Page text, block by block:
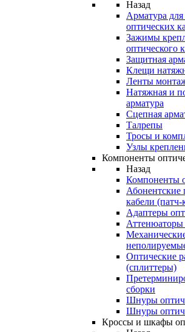
Назад
Арматура
оптических
Зажимы
оптического
Защитная
Клещи
Ленты
Натяжная и
арматура
Сцепная
Талрепы
Тросы и
Узлы
Компоненты
Назад
Компоненты
Абонентские
кабели
Адаптеры
Аттенюаторы
Оптические
(сплиттеры)
сборки
Шнуры
Шнуры
Кроссы и шкафы